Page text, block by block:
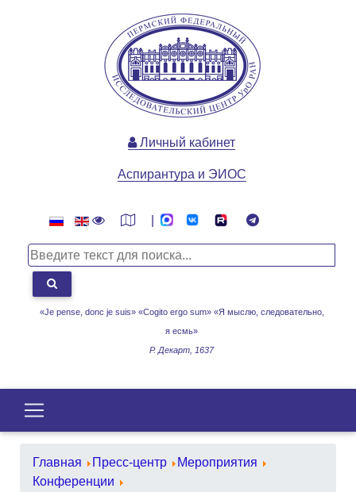
«Je pense, donc je suis» «Cogito ergo sum» «Я мыслю, следовательно,
я есмь»
Р. Декарт, 1637
Личный кабинет
Аспирантура и ЭИОС
Главная Пресс-центр
Мероприятия
Конференции